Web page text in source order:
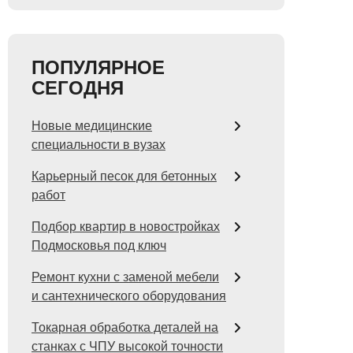
ПОПУЛЯРНОЕ
СЕГОДНЯ
Новые медицинские
специальности в вузах
Карьерный песок для бетонных
работ
Подбор квартир в новостройках
Подмосковья под ключ
Ремонт кухни с заменой мебели
и сантехнического оборудования
Токарная обработка деталей на
станках с ЧПУ высокой точности